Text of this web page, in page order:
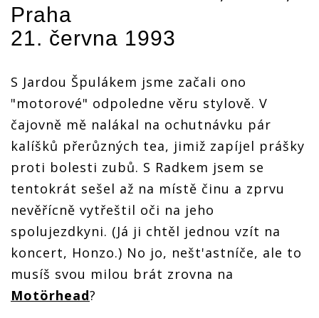
poprvé v
Česku
peklo se
otevřelo.
Česku
Praha
21. června 1993
S Jardou Špulákem jsme začali ono
"motorové" odpoledne věru stylově. V
čajovně mě nalákal na ochutnávku pár
kalíšků přerůzných tea, jimiž zapíjel prášky
proti bolesti zubů. S Radkem jsem se
tentokrát sešel až na místě činu a zprvu
nevěřícně vytřeštil oči na jeho
spolujezdkyni. (Já ji chtěl jednou vzít na
koncert, Honzo.) No jo, nešt'astníče, ale to
musíš svou milou brát zrovna na
Motörhead?